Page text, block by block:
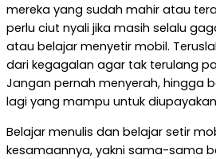
mereka yang sudah mahir atau
perlu ciut nyali jika masih selalu
atau belajar menyetir mobil.
dari kegagalan agar tak terulang
Jangan pernah menyerah, hingga
lagi yang mampu untuk
Belajar menulis dan belajar setir
kesamaannya, yakni sama-sama